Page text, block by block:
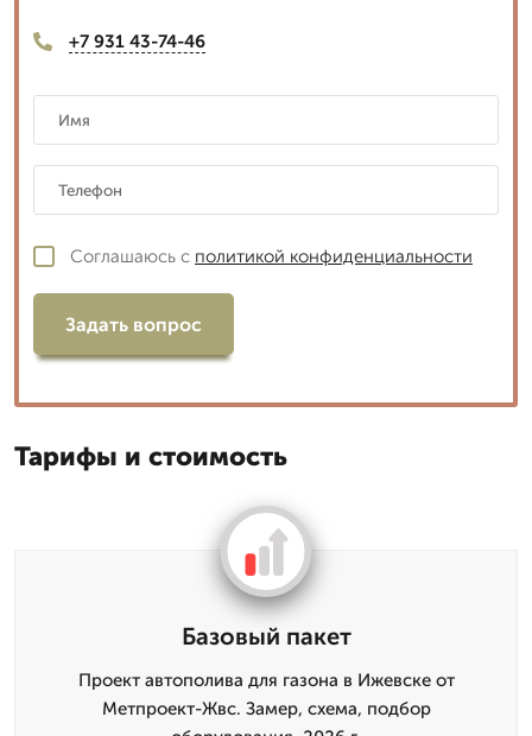
+7 931 43-74-46
Соглашаюсь с политикой конфиденциальности
Задать вопрос
Тарифы и стоимость
Базовый пакет
Проект автополива для газона в Ижевске от
Метпроект-Жвс. Замер, схема, подбор